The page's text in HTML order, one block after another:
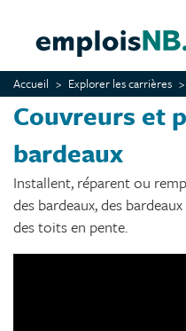
contenu
principal
Accueil Explorer les carrières
Couvreurs et
bardeaux
Installent, réparent ou
des bardeaux, des
des toits en pente.